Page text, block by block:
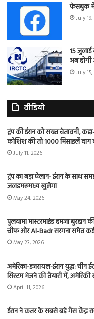
फेसबुक में
July
15 जुलाई
अब
July
वीडियो
ट्रंप की ईरान को सख्त चेतावनी,
कोशिश की तो 1000 मिसाइलें दाग
July 11, 2026
ट्रंप का बड़ा ऐलान- ईरान के साथ
जलडमरूमध्य खुलेगा
May 24, 2026
पुलवामा मास्टरमाइंड हमजा बुरहान
चीफ और Al-Badr सरगना समेत
May 23, 2026
अमेरिका-इजरायल-ईरान युद्ध: चीन
सिस्टम भेजने की तैयारी में, अमेरिकी
April 11, 2026
ईरान ने कतर के सबसे बड़े गैस केंद्र